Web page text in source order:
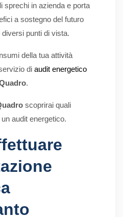
sprechi in azienda e porta
a sostegno del futuro
punti di vista.
della tua attività
di audit energetico
.
scoprirai quali
audit energetico.